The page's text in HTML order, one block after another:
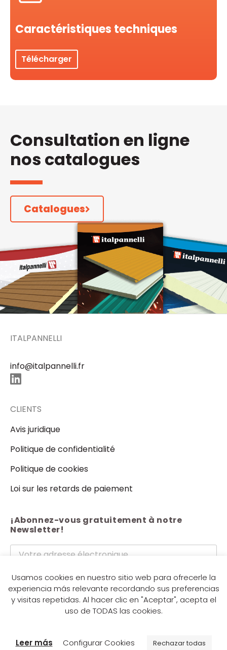
Caractéristiques techniques
Télécharger
Consultation en ligne
nos catalogues
Catalogues
ITALPANNELLI
info@italpannelli.fr
CLIENTS
Avis juridique
Politique de confidentialité
Politique de cookies
Loi sur les retards de paiement
¡Abonnez-vous gratuitement à notre
Newsletter!
J'accepte les termes et conditions dupolitique de
confidentialité.
Envoyer
Usamos cookies en nuestro sitio web para ofrecerle la
experiencia más relevante recordando sus preferencias
y visitas repetidas. Al hacer clic en "Aceptar", acepta el
uso de TODAS las cookies.
Leer más Configurar Cookies Rechazar todas